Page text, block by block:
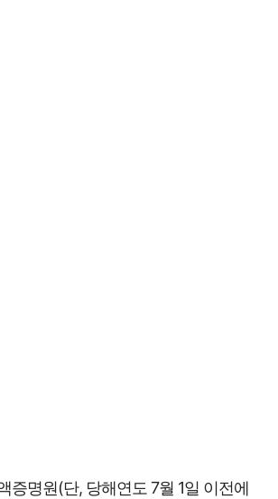
증명원(단, 당해연도 7월 1일 이전에